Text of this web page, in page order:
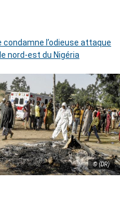
condamne l’odieuse attaque
nord-est du Nigéria
© (DR)